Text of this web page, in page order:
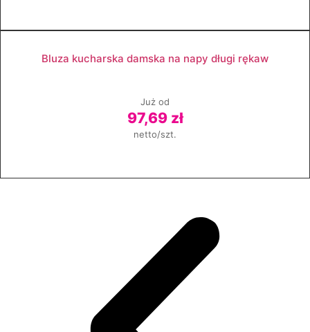
Bluza kucharska damska na napy długi rękaw
Już od
97,69 zł
netto/szt.